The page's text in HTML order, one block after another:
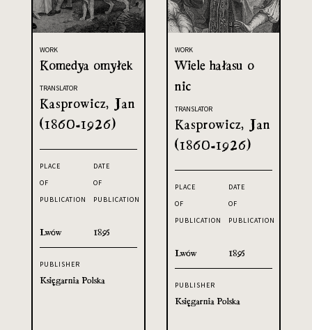
WORK
Komedya omyłek
TRANSLATOR
Kasprowicz, Jan
(1860-1926)
PLACE
OF
PUBLICATION
Lwów
DATE
OF
PUBLICATION
1895
PUBLISHER
Księgarnia Polska
WORK
Wiele hałasu o
nic
TRANSLATOR
Kasprowicz, Jan
(1860-1926)
PLACE
OF
PUBLICATION
Lwów
DATE
OF
PUBLICATION
1895
PUBLISHER
Księgarnia Polska